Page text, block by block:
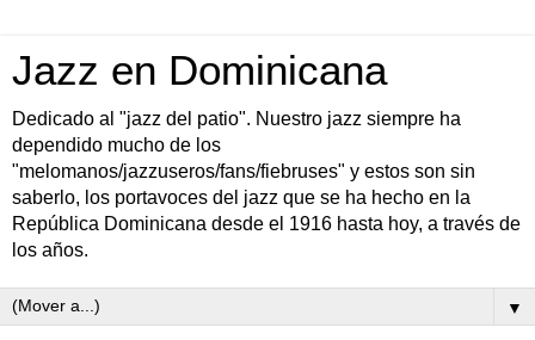
Jazz en Dominicana
Dedicado al "jazz del patio". Nuestro jazz siempre ha
dependido mucho de los
"melomanos/jazzuseros/fans/fiebruses" y estos son sin
saberlo, los portavoces del jazz que se ha hecho en la
República Dominicana desde el 1916 hasta hoy, a través de
los años.
▼